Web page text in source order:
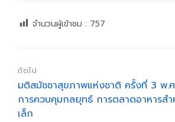
จำนวนผู้เข้าชม : 757
ถัดไป
มติสมัชชาสุขภาพแห่งชาติ ครั้งที่ 3 พ.
การควบคุมกลยุทธ์ การตลาดอาหารสำ
เล็ก